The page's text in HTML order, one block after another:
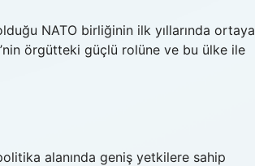
NATO birliğinin ilk yıllarında ortaya
örgütteki güçlü rolüne ve bu ülke ile
alanında geniş yetkilere sahip